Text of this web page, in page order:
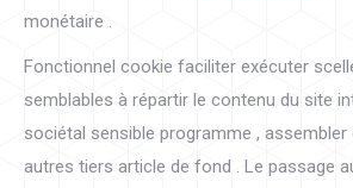
monétaire .
Fonctionnel cookie faciliter exécuter
semblables à répartir le contenu du site
sociétal sensible programme ,
autres tiers article de fond . Le passage